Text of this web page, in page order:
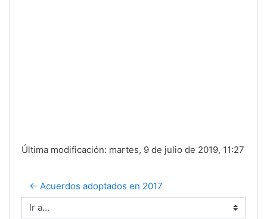
Última modificación: martes, 9 de julio de 2019, 11:27
← Acuerdos adoptados en 2017
Ir a...